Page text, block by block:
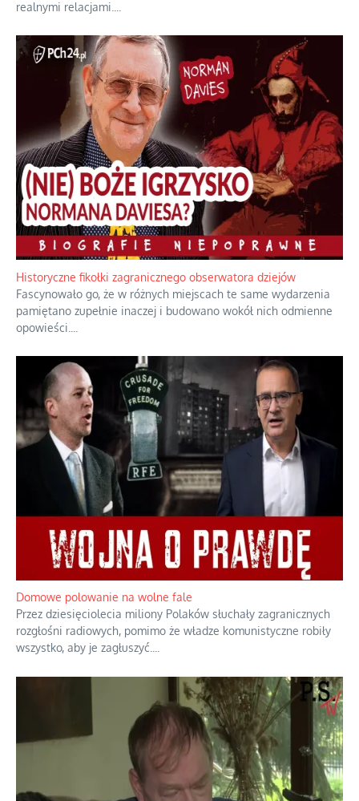
realnymi relacjami.
Historyczne fikołki zagranicznego obserwatora dziejów
Fascynowało go, że w różnych miejscach te same wydarzenia
pamiętano zupełnie inaczej i budowano wokół nich odmienne
opowieści.
Domowe polowanie na wolne fale
Przez dziesięciolecia miliony Polaków słuchały zagranicznych
rozgłośni radiowych, pomimo że władze komunistyczne robiły
wszystko, aby je zagłuszyć.